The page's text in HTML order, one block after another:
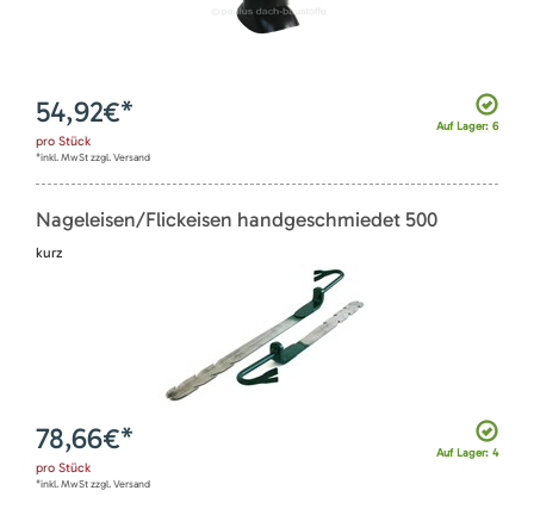
Auf Lager: 6
54,92€*
pro Stück
*inkl. MwSt zzgl. Versand
Nageleisen/Flickeisen handgeschmiedet 500
kurz
Auf Lager: 4
78,66€*
pro Stück
*inkl. MwSt zzgl. Versand